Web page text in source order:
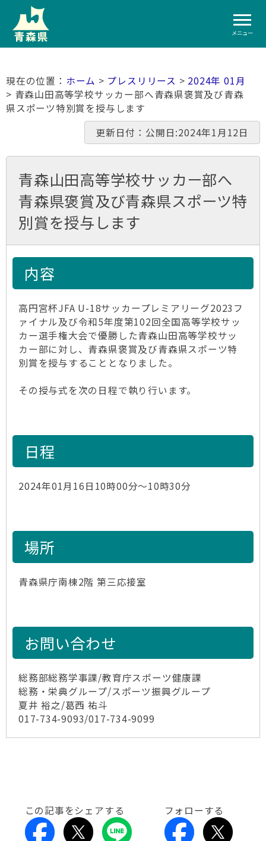
メニュー
ホーム > プレスリリース > 2024年 01月
> 青森山田高等学校サッカー部へ青森県褒賞及び青森
県スポーツ特別賞を授与します
更新日付：公開日:2024年1月12日
青森山田高等学校サッカー部へ
青森県褒賞及び青森県スポーツ特
別賞を授与します
内容
高円宮杯JFA U-18サッカープレミアリーグ2023フ
ァイナル及び令和5年度第102回全国高等学校サッ
カー選手権大会で優勝した青森山田高等学校サッ
カー部に対し、青森県褒賞及び青森県スポーツ特
別賞を授与することとなりました。
その授与式を次の日程で執り行います。
日程
2024年01月16日10時00分～10時30分
場所
青森県庁南棟2階 第三応接室
お問い合わせ
総務部総務学事課/教育庁スポーツ健康課
総務・栄典グループ/スポーツ振興グループ
夏井 裕之/葛西 祐斗
017-734-9093/017-734-9099
この記事をシェアする フォローする